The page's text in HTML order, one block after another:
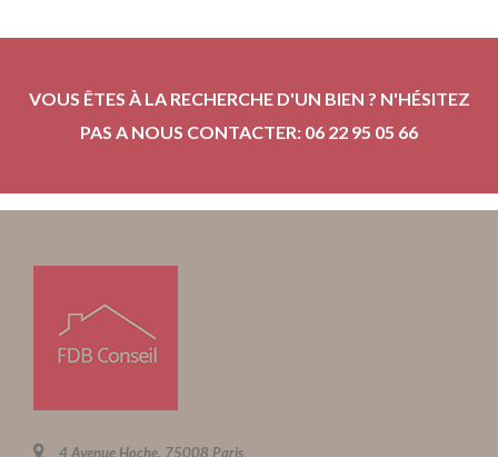
VOUS ÊTES À LA RECHERCHE D'UN BIEN ? N'HÉSITEZ
PAS A NOUS CONTACTER: 06 22 95 05 66
4 Avenue Hoche, 75008 Paris